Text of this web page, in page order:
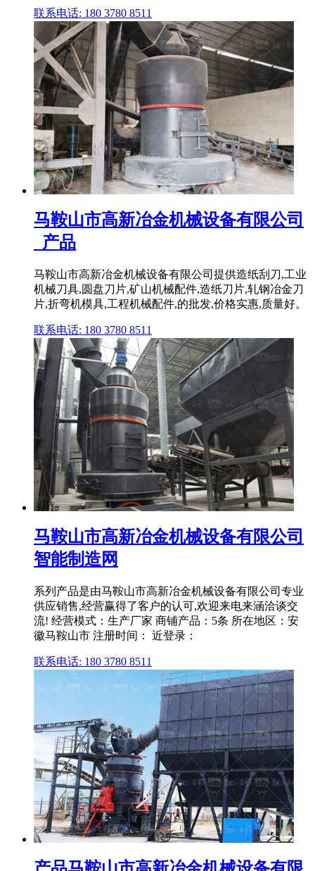
联系电话: 180 3780 8511
马鞍山市高新冶金机械设备有限公司
_产品
马鞍山市高新冶金机械设备有限公司提供造纸刮刀,工业
机械刀具,圆盘刀片,矿山机械配件,造纸刀片,轧钢冶金刀
片,折弯机模具,工程机械配件,的批发,价格实惠,质量好。
联系电话: 180 3780 8511
马鞍山市高新冶金机械设备有限公司
智能制造网
系列产品是由马鞍山市高新冶金机械设备有限公司专业
供应销售,经营赢得了客户的认可,欢迎来电来涵洽谈交
流! 经营模式：生产厂家 商铺产品：5条 所在地区：安
徽马鞍山市 注册时间： 近登录：
联系电话: 180 3780 8511